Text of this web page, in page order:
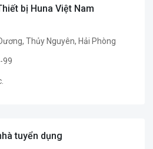
bị Huna Việt Nam
Thủy Nguyên, Hải Phòng
99
tuyển dụng